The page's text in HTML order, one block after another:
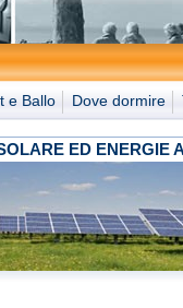
e Ballo Dove dormire
ED ENERGIE